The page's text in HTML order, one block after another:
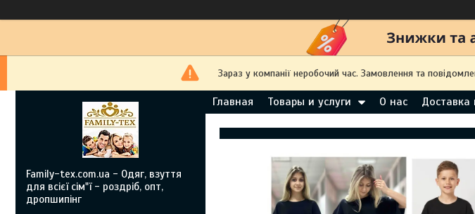
Зараз у компанії неробочий час. Замовлення та
Главная Товары и услуги О нас Доставка
Family-tex.com.ua - Одяг, взуття
для всієї сім"ї - роздріб, опт,
дропшипінг